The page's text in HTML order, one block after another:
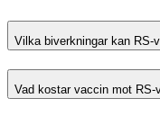
Vilka biverkningar kan RS-
Vad kostar vaccin mot RS-